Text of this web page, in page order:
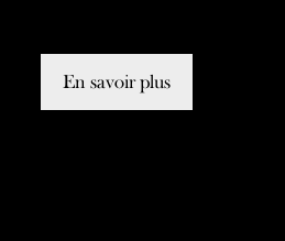
En savoir plus